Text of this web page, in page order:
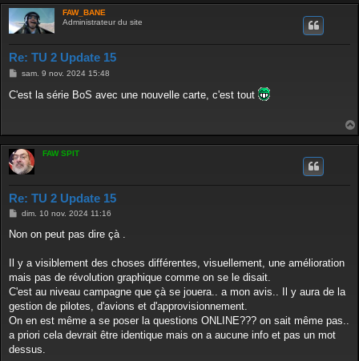
FAW_BANE
Administrateur du site
Re: TU 2 Update 15
M
s
s
sam. 9 nov. 2024 15:48
C'est la série BoS avec une nouvelle carte, c'est tout
FAW SPIT
Re: TU 2 Update 15
M
s
g
e
dim. 10 nov. 2024 11:16
Non on peut pas dire çà .
Il y a visiblement des choses différentes, visuellement, une amélioration
mais pas de révolution graphique comme on se le disait.
C'est au niveau campagne que çà se jouera.. a mon avis.. Il y aura de la
gestion de pilotes, d'avions et d'approvisionnement.
On en est même a se poser la questions ONLINE??? on sait même pas..
a priori cela devrait être identique mais on a aucune info et pas un mot
dessus.